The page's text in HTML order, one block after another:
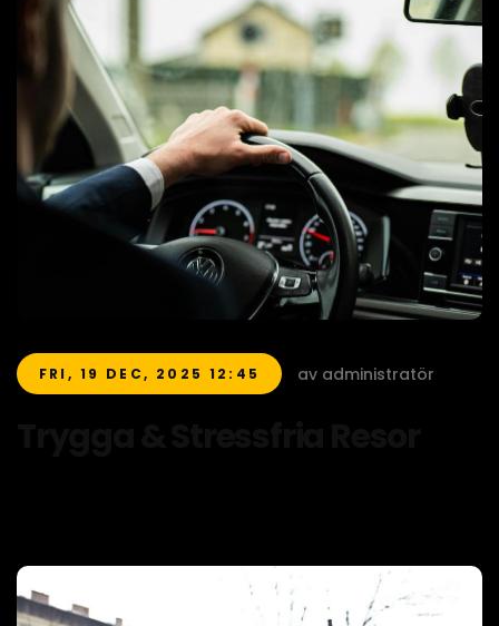
FRI, 19 DEC, 2025 12:45 av administratör